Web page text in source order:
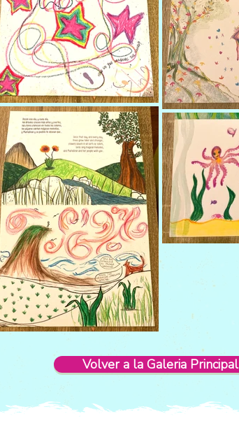
Volver a la Galeria Principal